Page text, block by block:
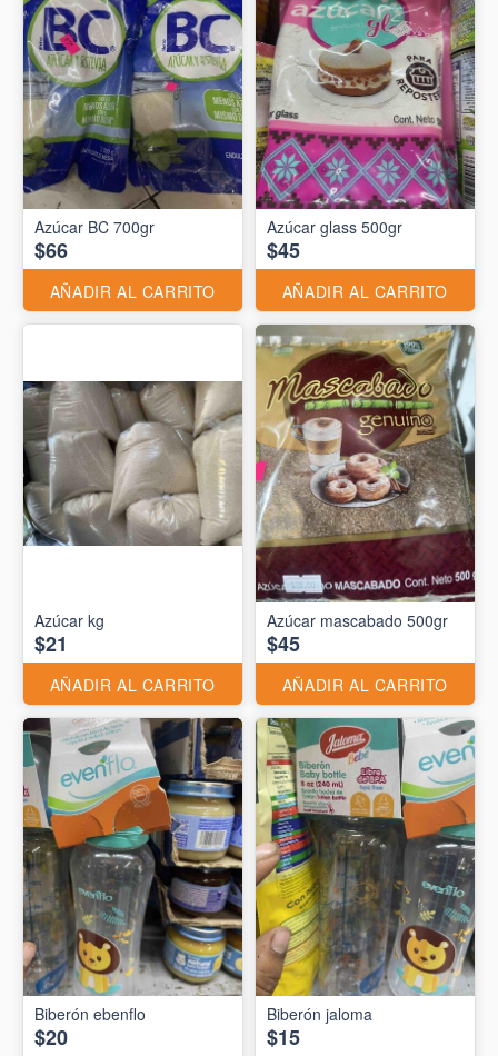
Azúcar BC 700gr
$66
AÑADIR AL CARRITO
Azúcar glass 500gr
$45
AÑADIR AL CARRITO
Azúcar kg
$21
AÑADIR AL CARRITO
Azúcar mascabado 500gr
$45
AÑADIR AL CARRITO
Biberón ebenflo
$20
Biberón jaloma
$15